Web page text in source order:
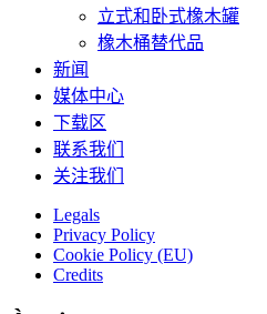
立式和卧式橡木罐
橡木桶替代品
新闻
媒体中心
下载区
联系我们
关注我们
Legals
Privacy Policy
Cookie Policy (EU)
Credits